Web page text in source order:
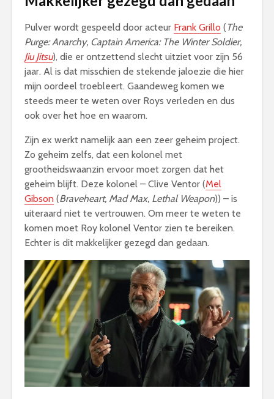
Pulver wordt gespeeld door acteur Frank Grillo (The
Purge: Anarchy, Captain America: The Winter Soldier,
Jiu Jitsu), die er ontzettend slecht uitziet voor zijn 56
jaar. Al is dat misschien de stekende jaloezie die hier
mijn oordeel troebleert. Gaandeweg komen we
steeds meer te weten over Roys verleden en dus
ook over het hoe en waarom.
Zijn ex werkt namelijk aan een zeer geheim project.
Zo geheim zelfs, dat een kolonel met
grootheidswaanzin ervoor moet zorgen dat het
geheim blijft. Deze kolonel – Clive Ventor (Mel
Gibson (Braveheart, Mad Max, Lethal Weapon)) – is
uiteraard niet te vertrouwen. Om meer te weten te
komen moet Roy kolonel Ventor zien te bereiken.
Echter is dit makkelijker gezegd dan gedaan.